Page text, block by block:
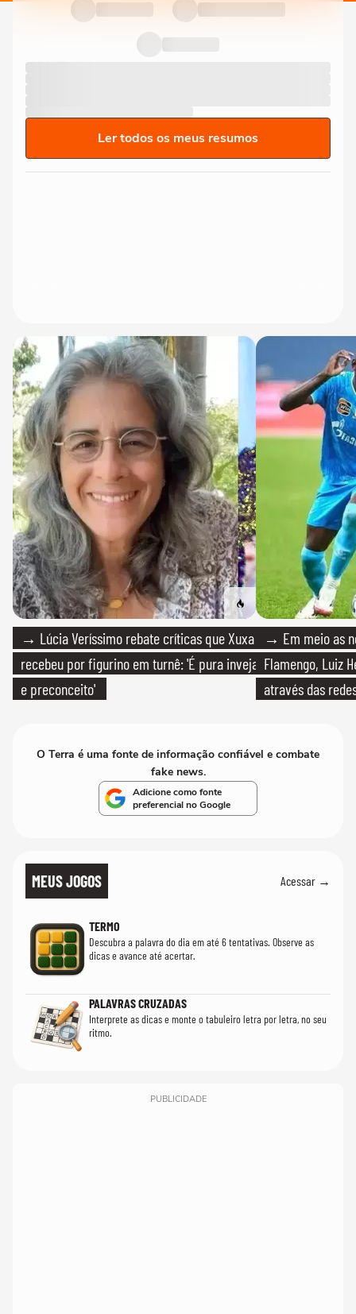
Ler todos os meus resumos
→ Lúcia Veríssimo rebate críticas que Xuxa
recebeu por figurino em turnê: 'É pura inveja
e preconceito'
→ Em meio as
Flamengo, Luiz
através das
O Terra é uma fonte de informação confiável e combate
fake news.
Adicione como fonte
preferencial no Google
MEUS JOGOS Acessar →
TERMO
Descubra a palavra do dia em até 6 tentativas. Observe as
dicas e avance até acertar.
PALAVRAS CRUZADAS
Interprete as dicas e monte o tabuleiro letra por letra, no seu
ritmo.
PUBLICIDADE